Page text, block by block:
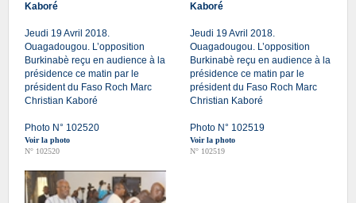
Kaboré
Jeudi 19 Avril 2018.
Ouagadougou. L’opposition
Burkinabè reçu en audience à la
présidence ce matin par le
président du Faso Roch Marc
Christian Kaboré
Photo N° 102520
Voir la photo
N° 102520
Kaboré
Jeudi 19 Avril 2018.
Ouagadougou. L’opposition
Burkinabè reçu en audience à la
présidence ce matin par le
président du Faso Roch Marc
Christian Kaboré
Photo N° 102519
Voir la photo
N° 102519